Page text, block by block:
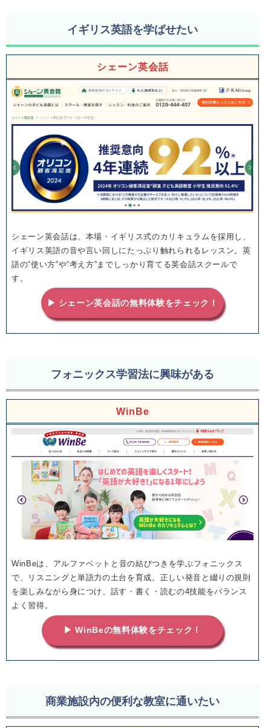
イギリス英語を学ばせたい
シェーン英会話
シェーン英会話は、本場・イギリス式のカリキュラムを採用し、
イギリス英語の音や言い回しにたっぷり触れられるレッスン。英
語の“使い方”や“考え方”までしっかり育てる英会話スクールで
す。
▶ シェーン英会話の無料体験をチェック！
フォニックス学習法に興味がある
WinBe
WinBeは、アルファベットと音の結びつきを学ぶフォニックス
で、リスニングと単語力の土台を育成。正しい発音と綴りの規則
を楽しみながら身につけ、話す・書く・読むの4技能をバランス
よく習得。
▶ WinBeの無料体験をチェック！
商業施設内の便利な教室に通いたい